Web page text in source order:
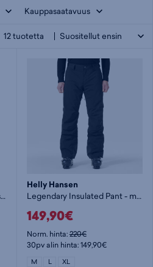
Kauppasaatavuus
12tuotetta
Didi II M - miesten toppahousut
Helly Hansen
Legendary Insulated Pant - miesten toppahousut
149,90€
Norm. hinta:220€
30pv alin hinta: 149,90€
M L XL